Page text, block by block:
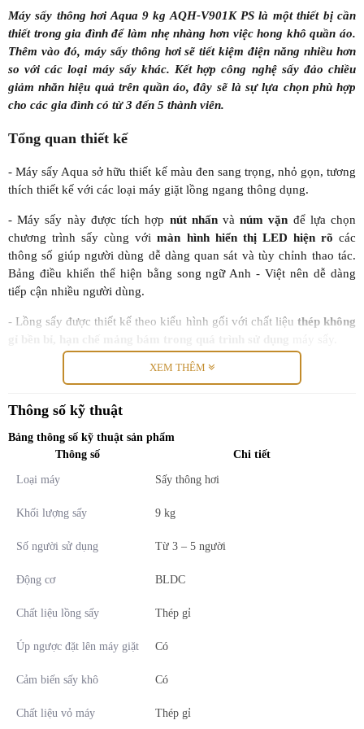
Máy sấy thông hơi Aqua 9 kg AQH-V901K PS là một thiết bị cần
thiết trong gia đình để làm nhẹ nhàng hơn việc hong khô quần áo.
Thêm vào đó, máy sấy thông hơi sẽ tiết kiệm điện năng nhiều hơn
so với các loại máy sấy khác. Kết hợp công nghệ sấy đảo chiều
giảm nhăn hiệu quả trên quần áo, đây sẽ là sự lựa chọn phù hợp
cho các gia đình có từ 3 đến 5 thành viên.
Tổng quan thiết kế
- Máy sấy Aqua sở hữu thiết kế màu đen sang trọng, nhỏ gọn, tương
thích thiết kế với các loại máy giặt lồng ngang thông dụng.
- Máy sấy này được tích hợp nút nhấnvànúm vặn để lựa chọn
chương trình sấy cùng vớimàn hình hiển thị LED hiện rõcác
thông số giúp người dùng dễ dàng quan sát và tùy chỉnh thao tác.
Bảng điều khiển thể hiện bằng song ngữ Anh - Việt nên dễ dàng
tiếp cận nhiều người dùng.
- Lồng sấy được thiết kế theo kiểu hình gối với chất liệu thép không
- Cửa máy được làm bằng kính,có khả năng cách nhiệt
nguy cơ gây phỏng trong quá trình máy hoạt động.
*Hình ảnh chỉ mang tính chất minh họa
Đặc điểm và cơ chế sấy
- Máy sấy quần áo này có cơ chế sấy là sấy thông hơi. Cơ chế
Tuy nhiên, bạn cần lựa chọn nơi lắp đặt máy thoáng mát (gần cửa
XEM THÊM
Thông số kỹ thuật
Bảng thông số kỹ thuật sản phẩm
Thông số
Chi tiết
Loại máy Sấy thông hơi
Khối lượng sấy 9 kg
Số người sử dụng Từ 3 – 5 người
Động cơ BLDC
Chất liệu lồng sấy Thép gỉ
Úp ngược đặt lên máy giặt Có
Cảm biến sấy khô Có
Chất liệu vỏ máy Thép gỉ